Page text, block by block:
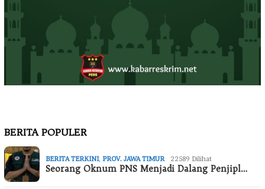
BERITA POPULER
BERITA TERKINI, PROV. JAWA TIMUR 22589 Dilihat
Seorang Oknum PNS Menjadi Dalang Penjipl…